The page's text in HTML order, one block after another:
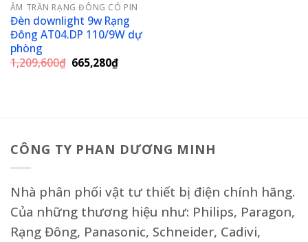
wishlist
ÂM TRẦN RẠNG ĐÔNG CÓ PIN
Đèn downlight 9w Rạng
Đông AT04.DP 110/9W dự
phòng
1,209,600₫ Giá
665,280₫Giá
CÔNG TY PHAN DƯƠNG MINH
Nhà phân phối vật tư thiết bị điện chính hãng.
Của những thương hiệu như: Philips, Paragon,
Rạng Đông, Panasonic, Schneider, Cadivi,